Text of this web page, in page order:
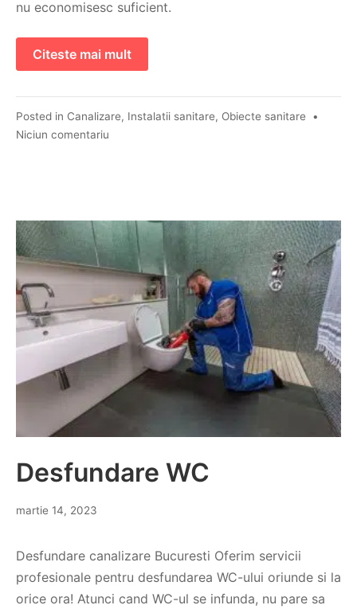
nu economisesc suficient.
Citeste mai mult
Posted in Canalizare, Instalatii sanitare, Obiecte sanitare •
Niciun comentariu
Desfundare WC
martie 14, 2023
Desfundare canalizare Bucuresti Oferim servicii
profesionale pentru desfundarea WC-ului oriunde si la
orice ora! Atunci cand WC-ul se infunda, nu pare sa